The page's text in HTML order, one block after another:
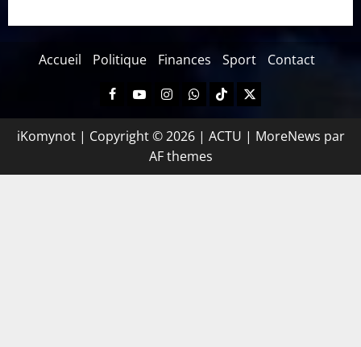
Accueil Politique Finances Sport Contact
iKomynot | Copyright © 2026 | ACTU | MoreNews par
AF themes